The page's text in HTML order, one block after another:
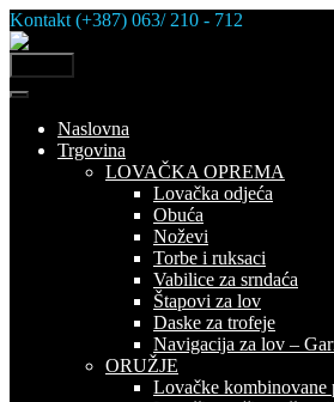
Skip
to
content
Kontakt (+387) 063/ 210 - 712
Naslovna
Trgovina
LOVAČKA OPREMA
Lovačka odjeća
Obuća
Noževi
Torbe i ruksaci
Vabilice za srndaća
Štapovi za lov
Daske za trofeje
Navigacija za lov –
ORUŽJE
Lovačke kombinovane